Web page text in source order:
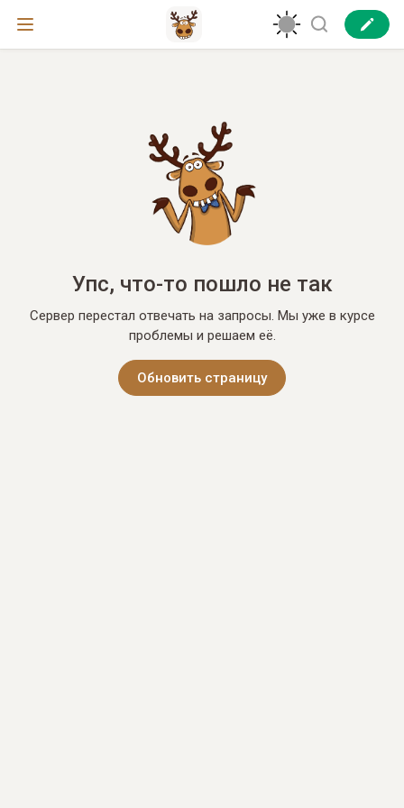
Упс, что-то пошло не так
Сервер перестал отвечать на запросы. Мы уже в курсе
проблемы и решаем её.
Обновить страницу